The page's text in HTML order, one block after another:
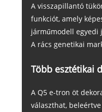
A visszapillantó
funkciót, amely
járműmodell egyedi
A rács genetikai
Több esztétikai
A Q5 e-tron öt
választhat,